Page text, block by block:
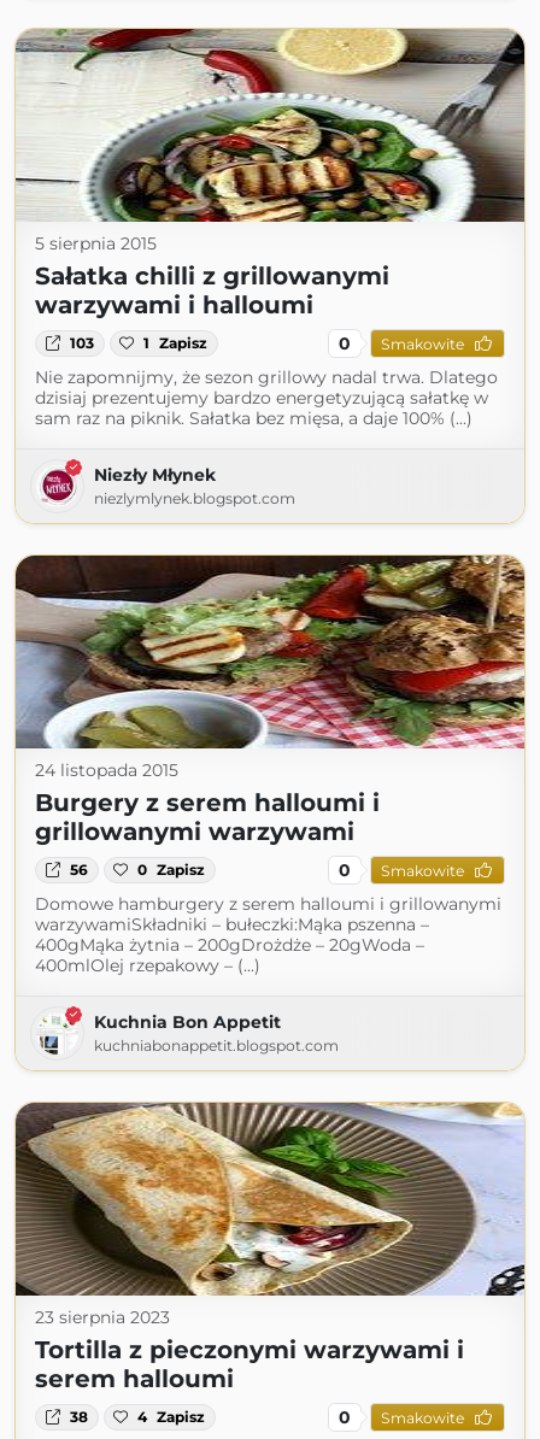
5 sierpnia 2015
Sałatka chilli z grillowanymi
warzywami i halloumi
103 1 Zapisz 0 Smakowite
Nie zapomnijmy, że sezon grillowy nadal trwa. Dlatego
dzisiaj prezentujemy bardzo energetyzującą sałatkę w
sam raz na piknik. Sałatka bez mięsa, a daje 100% (...)
Niezły Młynek
niezlymlynek.blogspot.com
24 listopada 2015
Burgery z serem halloumi i
grillowanymi warzywami
56 0 Zapisz 0 Smakowite
Domowe hamburgery z serem halloumi i grillowanymi
warzywamiSkładniki – bułeczki:Mąka pszenna –
400gMąka żytnia – 200gDrożdże – 20gWoda –
400mlOlej rzepakowy – (...)
Kuchnia Bon Appetit
kuchniabonappetit.blogspot.com
23 sierpnia 2023
Tortilla z pieczonymi warzywami i
serem halloumi
38 4 Zapisz 0 Smakowite